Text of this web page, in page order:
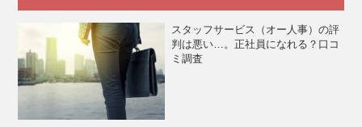
スタッフサービス（オー人事）の評
判は悪い…。正社員になれる？口コ
ミ調査